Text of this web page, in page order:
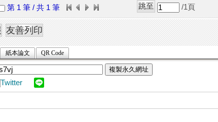
第 1 筆 / 共 1 筆 /1 頁
紙本論文 QR Code
複製永久網址
Twitter